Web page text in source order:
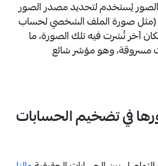
يُستخدم لتحديد مصدر الصور
(مثل صورة الملف الشخصي لحساب
آخر نُشرت فيه تلك الصورة، ما
مسروقة، وهو مؤشر شائع
في تضخيم الحسابات